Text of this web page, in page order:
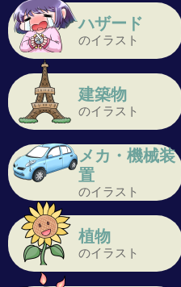
ハザード
のイラスト
建築物
のイラスト
メカ・機械装
置
のイラスト
植物
のイラスト